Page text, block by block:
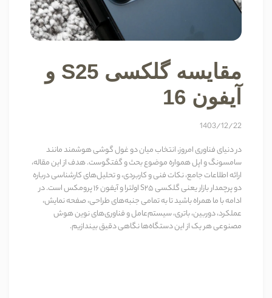
مقایسه گلکسی S25 و
آیفون 16
1403/12/22
در دنیای فناوری امروز، انتخاب میان دو غول گوشی هوشمند مانند
سامسونگ و اپل همواره موضوع بحث و گفتگوست. هدف از این مقاله،
ارائه اطلاعات جامع، نکات فنی و کاربردی، و تحلیل‌های کارشناسی درباره
دو پرچمدار بازار یعنی گلکسی S25 اولترا و آیفون 16 پرومکس است. در
ادامه با ما همراه باشید تا به تمامی جنبه‌های طراحی، صفحه نمایش،
عملکرد، دوربین، باتری، سیستم‌عامل و فناوری‌های نوین هوش
مصنوعی هر یک از این دستگاه‌ها نگاهی دقیق بیندازیم.